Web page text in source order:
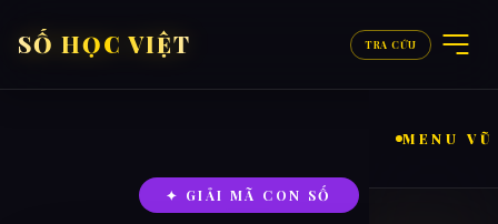
SỐ HỌC VIỆT TRA CỨU
MENU VŨ
✦ GIẢI MÃ CON SỐ